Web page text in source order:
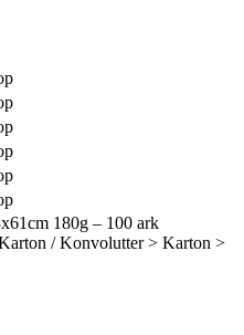
180g – 100 ark
/ Konvolutter > Karton >